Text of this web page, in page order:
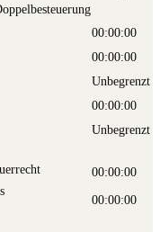
00:00:00
00:00:00
Unbegrenzt
00:00:00
Unbegrenzt
00:00:00
00:00:00